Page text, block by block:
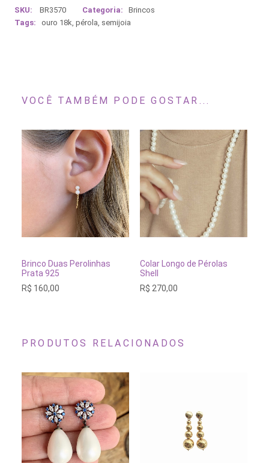
SKU: BR3570 Categoria:
Brincos
Tags:
ouro 18k, pérola, semijoia
VOCÊ TAMBÉM PODE GOSTAR...
ADICIONAR AO CARRINHO
Brinco Duas Perolinhas
Prata 925
R$ 160,00
ESGOTADO
Colar Longo de Pérolas
Shell
R$ 270,00
PRODUTOS RELACIONADOS